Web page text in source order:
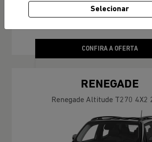
De: R$ 174.990,00
R$
CONFIRA A OFERTA
RENEGADE
Renegade Altitude T270 4X2
Selecionar